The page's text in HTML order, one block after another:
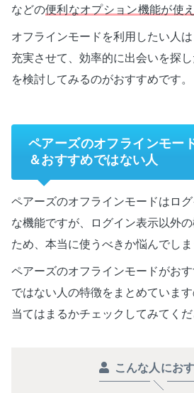
などの便利なオプション機能が使
オフラインモードを利用したい人
充実させて、効率的に出会いを探
を検討してみるのがおすすめです。
ペアーズのオフラインモー
＆おすすめではない人
ペアーズのオフラインモードはロ
な機能ですが、ログイン表示以外
ため、本当に使うべきか悩んでしま
ペアーズのオフラインモードがお
ではない人の特徴をまとめていま
当てはまるかチェックしてみてくだ
こんな人にお